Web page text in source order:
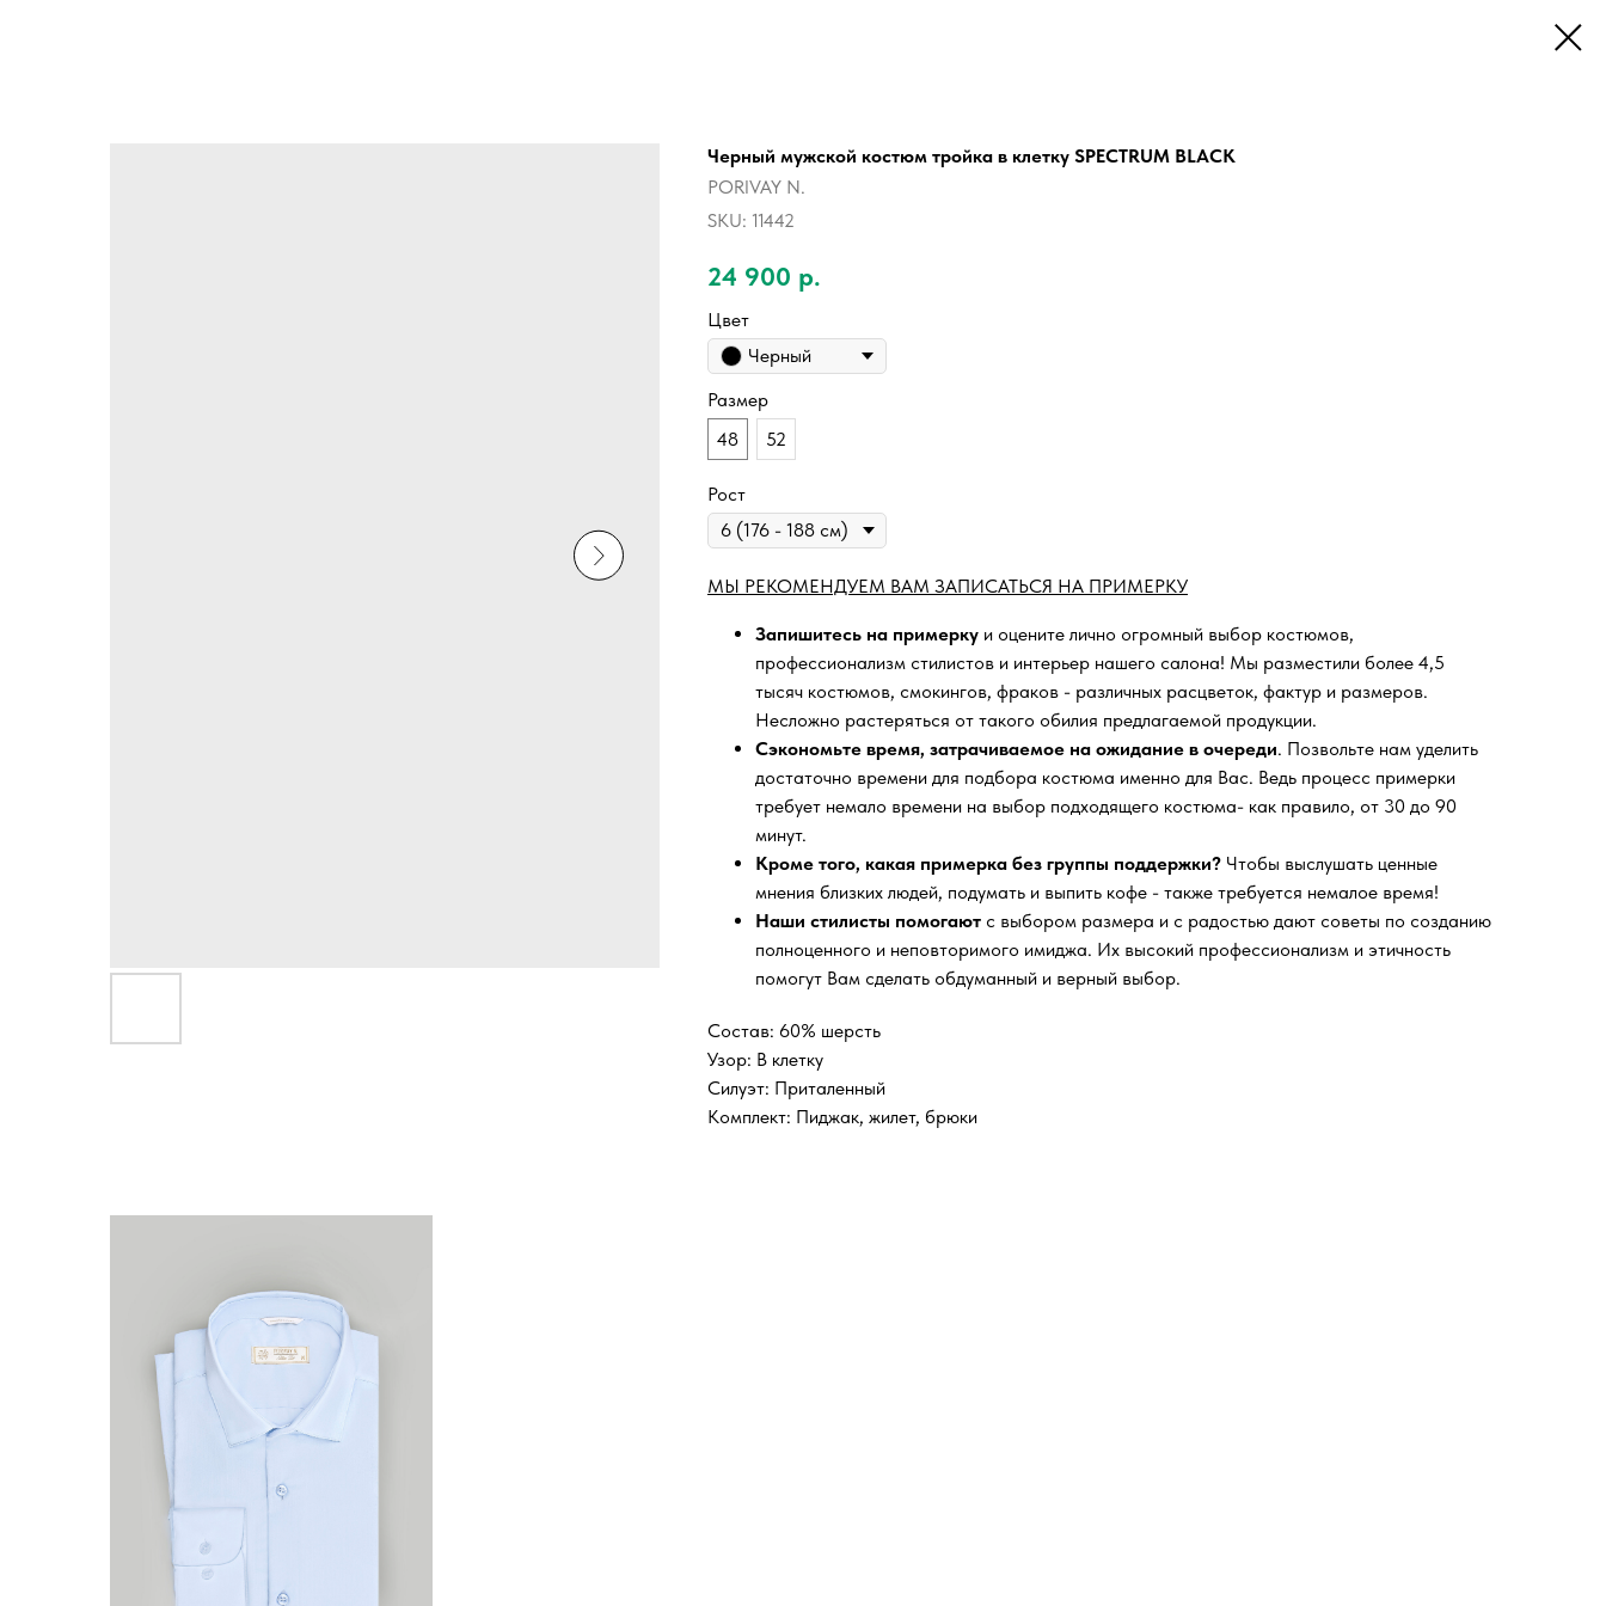
Черный мужской костюм тройка в клетку SPECTRUM BLACK
PORIVAY N.
SKU: 11442
24 900 р.
Цвет
Черный
Размер
48
52
Рост
МЫ РЕКОМЕНДУЕМ ВАМ ЗАПИСАТЬСЯ НА ПРИМЕРКУ
Запишитесь на примерку и оцените лично огромный выбор костюмов,
профессионализм стилистов и интерьер нашего салона! Мы разместили более 4,5
тысяч костюмов, смокингов, фраков - различных расцветок, фактур и размеров.
Несложно растеряться от такого обилия предлагаемой продукции.
Сэкономьте время, затрачиваемое на ожидание в очереди. Позвольте нам уделить
достаточно времени для подбора костюма именно для Вас. Ведь процесс примерки
требует немало времени на выбор подходящего костюма- как правило, от 30 до 90
минут.
Кроме того, какая примерка без группы поддержки? Чтобы выслушать ценные
мнения близких людей, подумать и выпить кофе - также требуется немалое время!
Наши стилисты помогают с выбором размера и с радостью дают советы по созданию
полноценного и неповторимого имиджа. Их высокий профессионализм и этичность
помогут Вам сделать обдуманный и верный выбор.
Состав: 60% шерсть
Узор: В клетку
Силуэт: Приталенный
Комплект: Пиджак, жилет, брюки